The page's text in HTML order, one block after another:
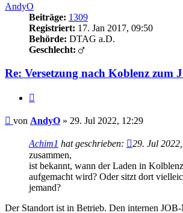
AndyO
Beiträge: 1309
Registriert: 17. Jan 2017, 09:50
Behörde: DTAG a.D.
Geschlecht:
Re: Versetzung nach Koblenz zum
Beitrag
von AndyO » 29. Jul 2022, 12:29
Achim1 hat geschrieben: 29. Jul
zusammen,
ist bekannt, wann der Laden in
aufgemacht wird? Oder sitzt dort
jemand?
Der Standort ist in Betrieb. Den internen